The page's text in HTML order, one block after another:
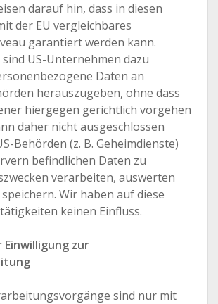
darauf hin, dass in diesen
der EU vergleichbares
garantiert werden kann.
US-Unternehmen dazu
Daten an
herauszugeben, ohne dass
hiergegen gerichtlich vorgehen
daher nicht ausgeschlossen
Behörden (z. B. Geheimdienste)
befindlichen Daten zu
verarbeiten, auswerten
Wir haben auf diese
keinen Einfluss.
zur
sind nur mit